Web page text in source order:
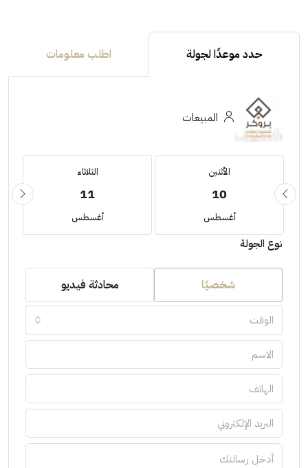
حدد موعدًا لجولة اطلب معلومات
المبيعات
الأثنين
10
أغسطس
الثلاثاء
11
أغسطس
نوع الجولة
شخصيًا محادثة فيديو
الوقت